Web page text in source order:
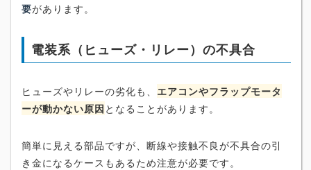
要があります。
電装系（ヒューズ・リレー）の不具合
ヒューズやリレーの劣化も、 エアコンやフラップモータ
ーが動かない原因 となることがあります。
簡単に見える部品ですが、断線や接触不良が不具合の引
き金になるケースもあるため注意が必要です。